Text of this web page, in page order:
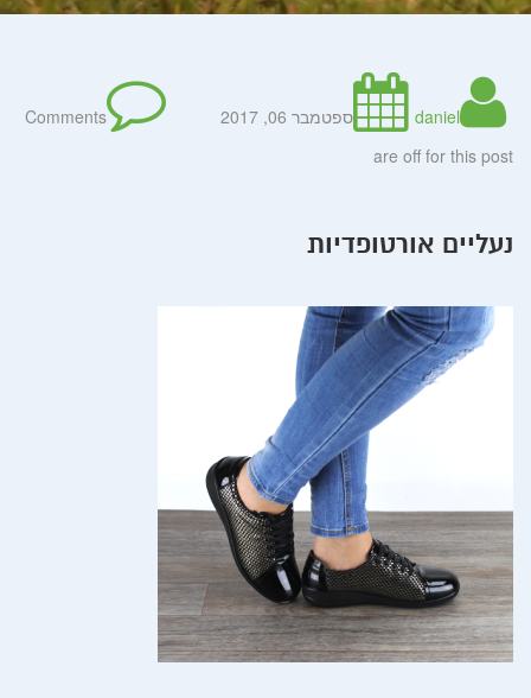
daniel ספטמבר 06, 2017
Comments
are off for this post
נעליים אורטופדיות